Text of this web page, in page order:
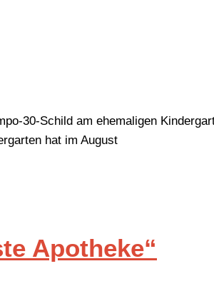
30-Schild am ehemaligen
hat im August
Apotheke“